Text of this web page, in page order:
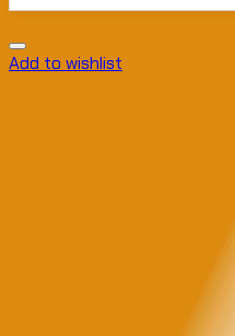
Add to wishlist